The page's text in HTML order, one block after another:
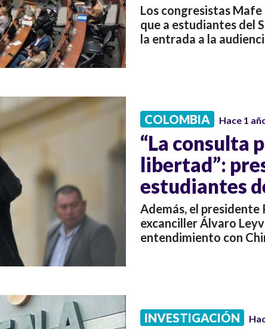
Los congresistas
que a estudiantes del
la entrada a la
COLOMBIA Hace 1
“La consulta
libertad”:
estudiantes
Además, el
excanciller Álvaro
entendimiento con
INVESTIGACIÓN